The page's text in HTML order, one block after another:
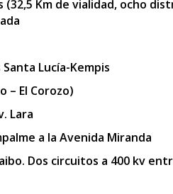
Km de vialidad, ocho
Lucía-Kempis
– El Corozo)
Lara
a la Avenida Miranda
Dos circuitos a 400 kv